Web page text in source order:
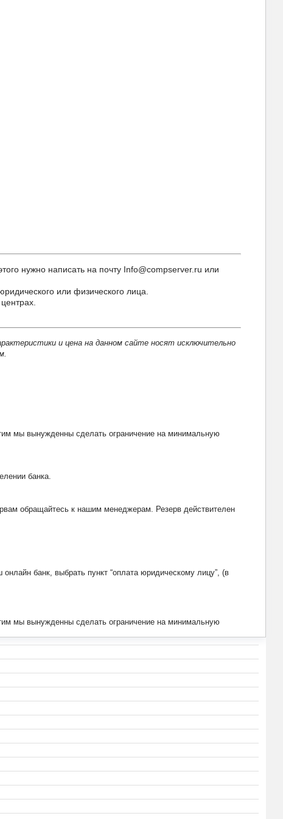
нужно написать на почту Info@compserver.ru или
или физического лица.
и цена на данном сайте носят исключительно
мы вынужденны сделать ограничение на минимальную
банка.
обращайтесь к нашим менеджерам. Резерв действителен
банк, выбрать пункт “оплата юридическому лицу”, (в
мы вынужденны сделать ограничение на минимальную